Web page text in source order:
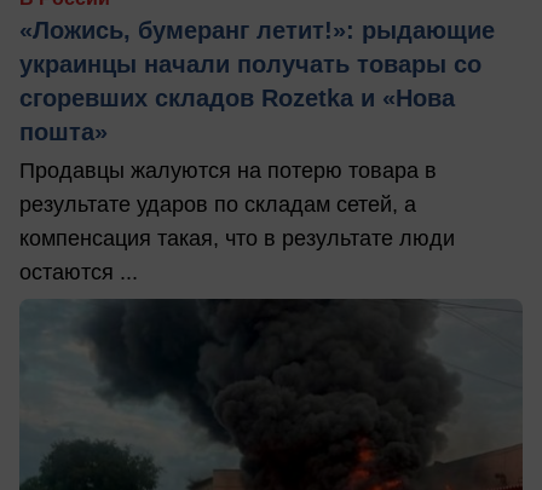
«Ложись, бумеранг летит!»: рыдающие
украинцы начали получать товары со
сгоревших складов Rozetka и «Нова
пошта»
Продавцы жалуются на потерю товара в
результате ударов по складам сетей, а
компенсация такая, что в результате люди
остаются ...